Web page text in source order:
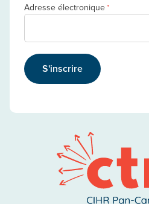
Adresse électronique*
S'inscrire